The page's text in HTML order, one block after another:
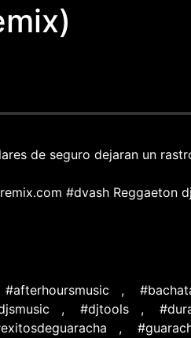
de seguro dejaran un
#dvash Reggaeton
#afterhoursmusic ,
, #djtools ,
,